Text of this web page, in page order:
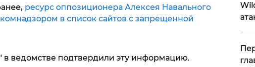
ресурс оппозиционера Алексея Навального
в список сайтов с запрещенной
в ведомстве подтвердили эту информацию.